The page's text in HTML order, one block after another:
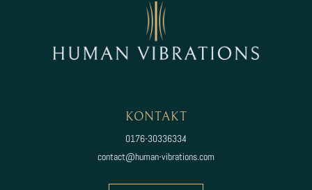
KONTAKT
0176-30336334
contact@human-vibrations.com